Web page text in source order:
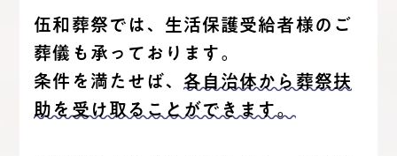
伍和葬祭では、生活保護受給者様のご
葬儀も承っております。
条件を満たせば、 各自治体から葬祭扶
助を受け取ることができます。